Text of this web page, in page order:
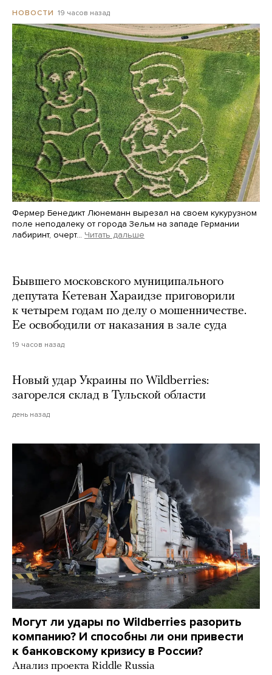
НОВОСТИ 19 часов назад
Фермер Бенедикт Люнеманн вырезал на своем кукурузном
поле неподалеку от города Зельм на западе Германии
лабиринт, очерт… Читать дальше
Бывшего московского муниципального
депутата Кетеван Хараидзе приговорили
к четырем годам по делу о мошенничестве.
Ее освободили от наказания в зале суда
19 часов назад
Новый удар Украины по Wildberries:
загорелся склад в Тульской области
день назад
Могут ли удары по Wildberries разорить
компанию? И способны ли они привести
к банковскому кризису в России?
Анализ проекта Riddle Russia